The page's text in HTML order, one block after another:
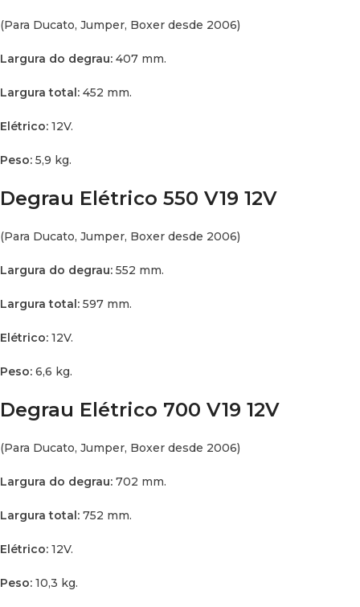
(Para Ducato, Jumper, Boxer desde 2006)
Largura do degrau: 407 mm.
Largura total: 452 mm.
Elétrico: 12V.
Peso: 5,9 kg.
Degrau Elétrico 550 V19 12V
(Para Ducato, Jumper, Boxer desde 2006)
Largura do degrau: 552 mm.
Largura total: 597 mm.
Elétrico: 12V.
Peso: 6,6 kg.
Degrau Elétrico 700 V19 12V
(Para Ducato, Jumper, Boxer desde 2006)
Largura do degrau: 702 mm.
Largura total: 752 mm.
Elétrico: 12V.
Peso: 10,3 kg.